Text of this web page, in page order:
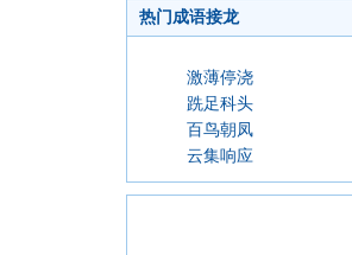
热门成语接龙
激薄停浇
跣足科头
百鸟朝凤
云集响应